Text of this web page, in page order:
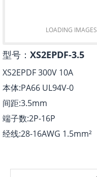
LOADING IMAGES
型号： XS2EPDF-3.5
XS2EPDF 300V 10A
本体:PA66 UL94V-0
间距:3.5mm
端子数:2P-16P
经线:28-16AWG 1.5mm²